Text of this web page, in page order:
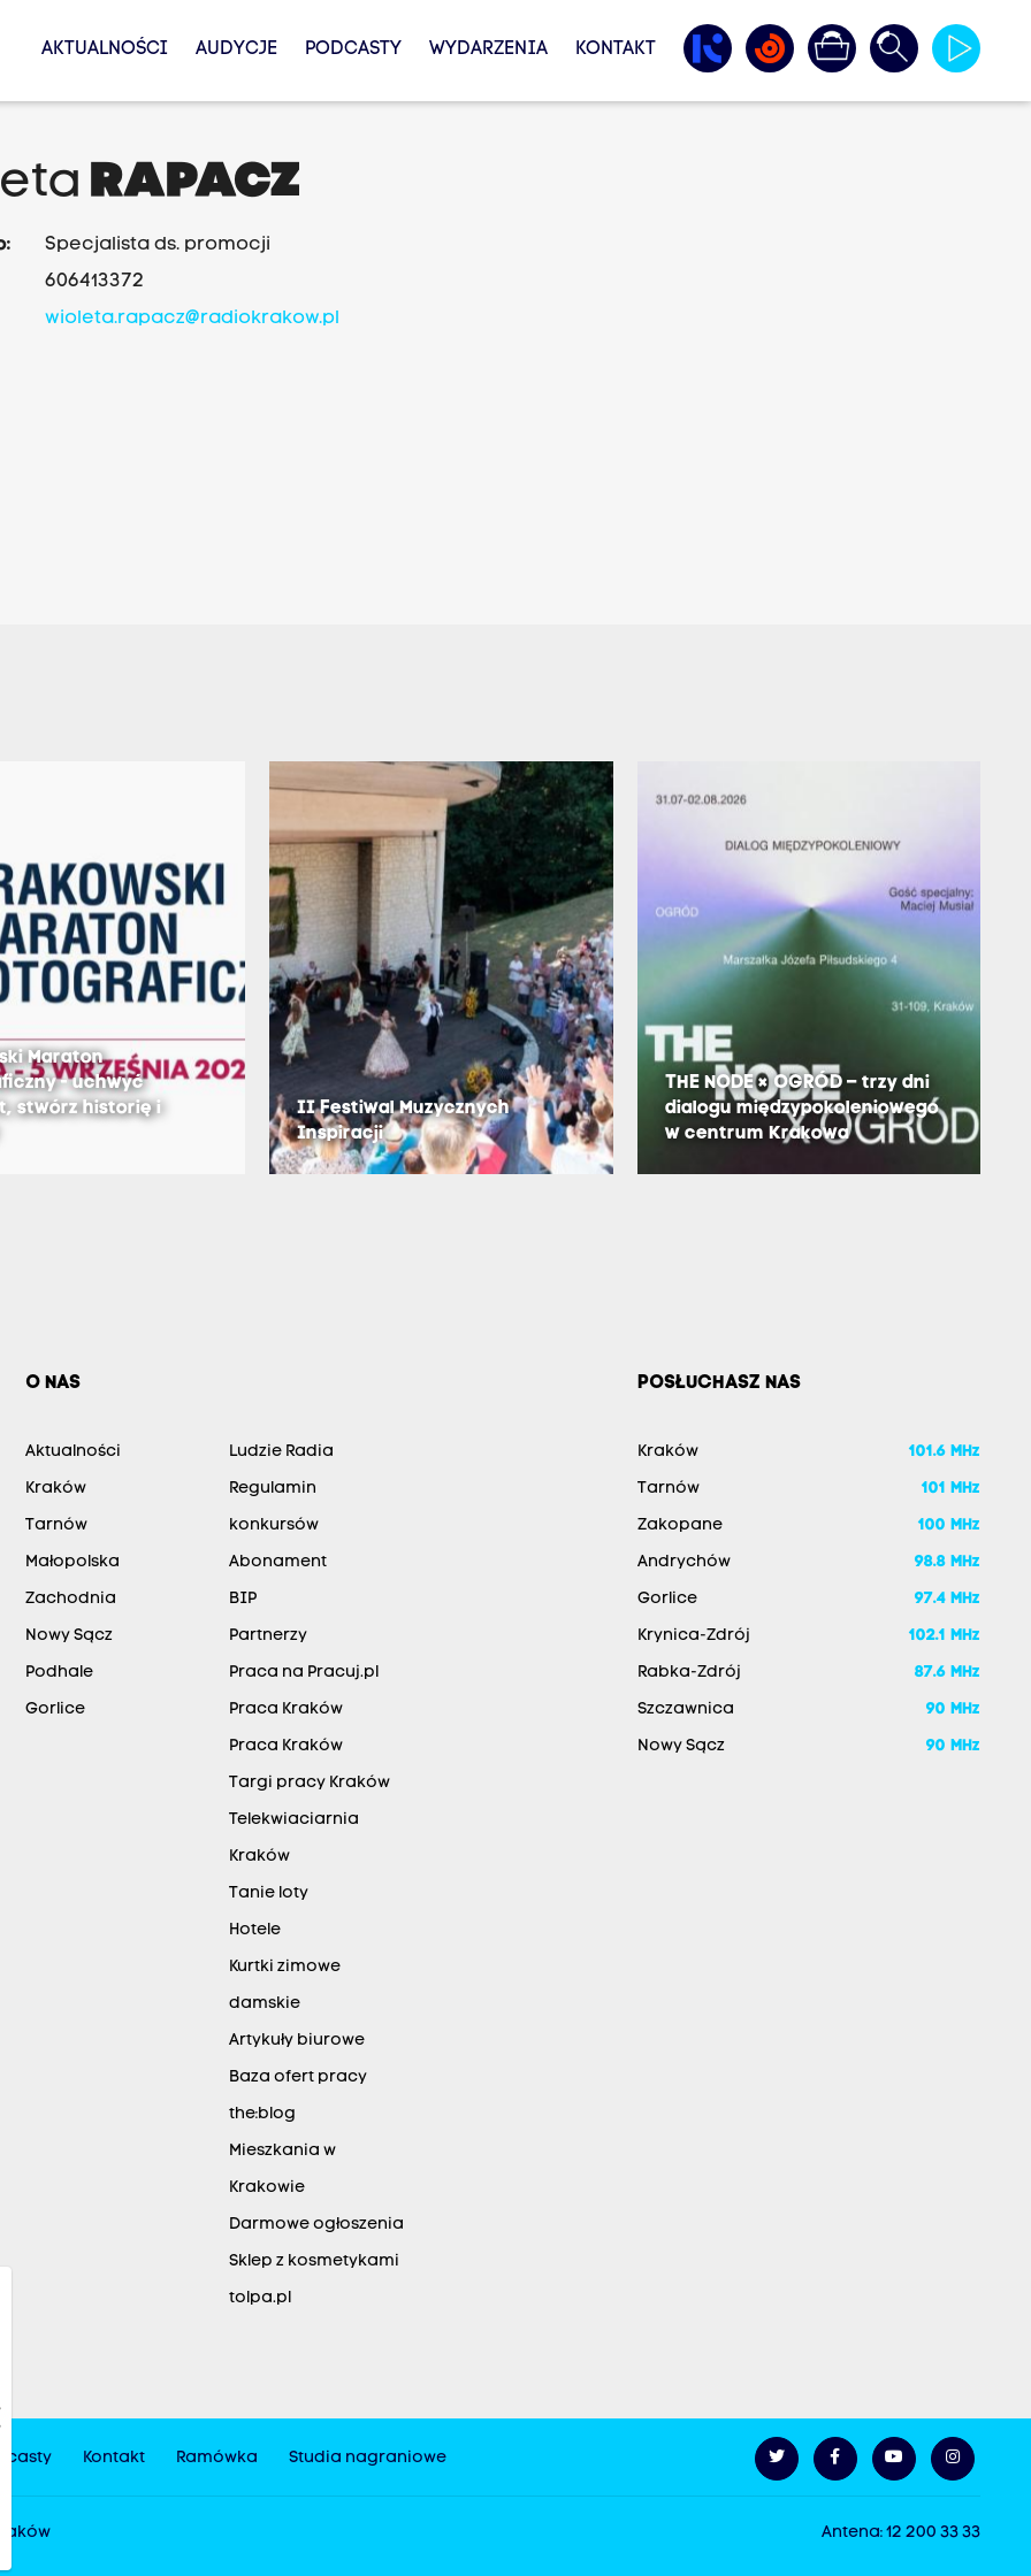
AKTUALNOŚCI AUDYCJE PODCASTY WYDARZENIA KONTAKT
RAPACZ
Specjalista ds. promocji
606413372
wioleta.rapacz@radiokrakow.pl
Maraton
- uchwyć
stwórz historię i
II Festiwal Muzycznych
Inspiracji
THE NODE × OGRÓD – trzy dni
dialogu międzypokoleniowego
w centrum Krakowa
O NAS
Aktualności
Kraków
Tarnów
Małopolska
Zachodnia
Nowy Sącz
Podhale
Gorlice
Ludzie Radia
Regulamin
konkursów
Abonament
BIP
Partnerzy
Praca na Pracuj.pl
Praca Kraków
Praca Kraków
Targi pracy Kraków
Telekwiaciarnia
Kraków
Tanie loty
Hotele
Kurtki zimowe
damskie
Artykuły biurowe
Baza ofert pracy
the:blog
Mieszkania w
Krakowie
Darmowe ogłoszenia
Sklep z kosmetykami
tolpa.pl
POSŁUCHASZ NAS
Kraków 101.6 MHz
Tarnów 101 MHz
Zakopane 100 MHz
Andrychów 98.8 MHz
Gorlice 97.4 MHz
Krynica-Zdrój 102.1 MHz
Rabka-Zdrój 87.6 MHz
Szczawnica 90 MHz
Nowy Sącz 90 MHz
Kontakt Ramówka Studia nagraniowe
Antena: 12 200 33 33